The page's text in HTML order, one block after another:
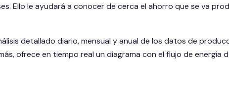
Ello le ayudará a conocer de cerca el ahorro que se va
detallado diario, mensual y anual de los datos de
ofrece en tiempo real un diagrama con el flujo de energía